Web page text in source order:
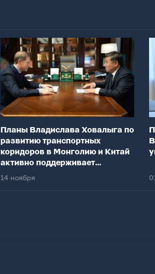
Планы Владислава Ховалыга по
развитию транспортных
коридоров в Монголию и Китай
активно поддерживает
федеральный центр
14 ноября